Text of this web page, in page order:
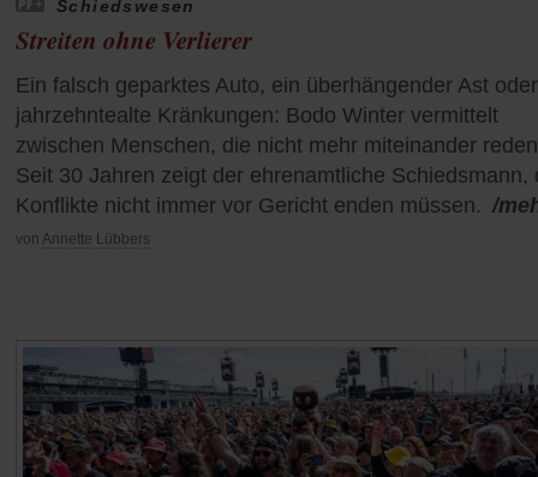
Schiedswesen
Streiten ohne Verlierer
Ein falsch geparktes Auto, ein überhängender Ast oder
jahrzehntealte Kränkungen: Bodo Winter vermittelt
zwischen Menschen, die nicht mehr miteinander
Seit 30 Jahren zeigt der ehrenamtliche Schiedsmann,
Konflikte nicht immer vor Gericht enden müssen. /
von Annette Lübbers